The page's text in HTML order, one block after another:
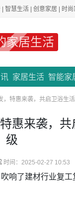
| 智慧生活 | 创意家居 | 时
家居生活
家居生活 智能家
，特惠来袭，共启卫浴生
惠来袭，
级
时间：2025-02-27 10:53
响了建材行业复工